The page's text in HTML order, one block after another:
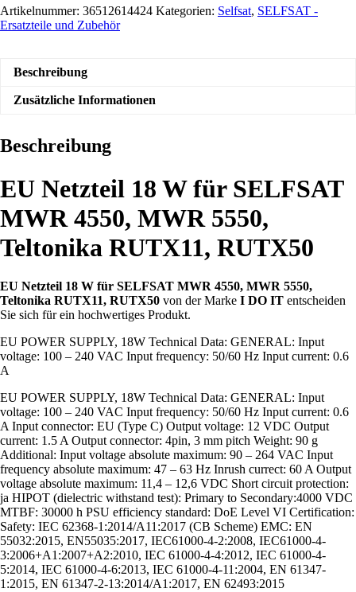
Artikelnummer: 36512614424 Kategorien: Selfsat, SELFSAT -
Ersatzteile und Zubehör
Beschreibung
Zusätzliche Informationen
Beschreibung
EU Netzteil 18 W für SELFSAT
MWR 4550, MWR 5550,
Teltonika RUTX11, RUTX50
EU Netzteil 18 W für SELFSAT MWR 4550, MWR 5550,
Teltonika RUTX11, RUTX50 von der Marke I DO IT entscheiden
Sie sich für ein hochwertiges Produkt.
EU POWER SUPPLY, 18W Technical Data: GENERAL: Input
voltage: 100 – 240 VAC Input frequency: 50/60 Hz Input current: 0.6
A
EU POWER SUPPLY, 18W Technical Data: GENERAL: Input
voltage: 100 – 240 VAC Input frequency: 50/60 Hz Input current: 0.6
A Input connector: EU (Type C) Output voltage: 12 VDC Output
current: 1.5 A Output connector: 4pin, 3 mm pitch Weight: 90 g
Additional: Input voltage absolute maximum: 90 – 264 VAC Input
frequency absolute maximum: 47 – 63 Hz Inrush currect: 60 A Output
voltage absolute maximum: 11,4 – 12,6 VDC Short circuit protection:
ja HIPOT (dielectric withstand test): Primary to Secondary:4000 VDC
MTBF: 30000 h PSU efficiency standard: DoE Level VI Certification:
Safety: IEC 62368-1:2014/A11:2017 (CB Scheme) EMC: EN
55032:2015, EN55035:2017, IEC61000-4-2:2008, IEC61000-4-
3:2006+A1:2007+A2:2010, IEC 61000-4-4:2012, IEC 61000-4-
5:2014, IEC 61000-4-6:2013, IEC 61000-4-11:2004, EN 61347-
1:2015, EN 61347-2-13:2014/A1:2017, EN 62493:2015